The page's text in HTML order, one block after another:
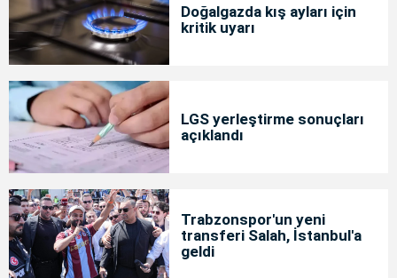
Doğalgazda kış ayları için
kritik uyarı
LGS yerleştirme sonuçları
açıklandı
Trabzonspor'un yeni
transferi Salah, İstanbul'a
geldi